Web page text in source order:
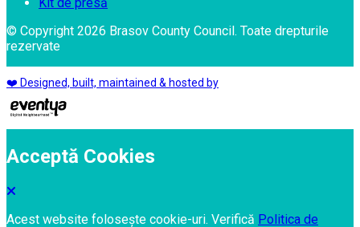
© Copyright 2026 Brasov County Council. Toate drepturile
rezervate
❤️ Designed, built, maintained & hosted by
Acceptă Cookies
Acest website folosește cookie-uri. Verifică Politica de